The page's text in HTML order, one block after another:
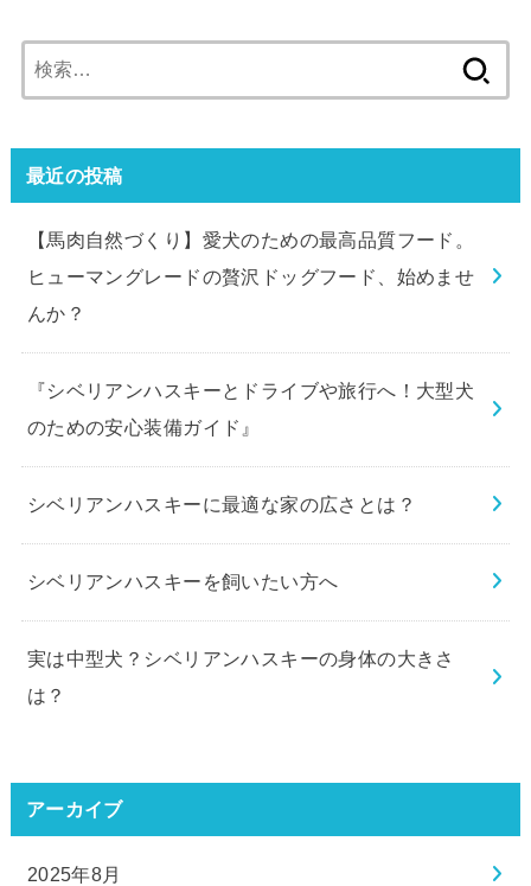
索:
最近の投稿
【馬肉自然づくり】愛犬のための最高品質フード。
ヒューマングレードの贅沢ドッグフード、始めませ
んか？
『シベリアンハスキーとドライブや旅行へ！大型犬
のための安心装備ガイド』
シベリアンハスキーに最適な家の広さとは？
シベリアンハスキーを飼いたい方へ
実は中型犬？シベリアンハスキーの身体の大きさ
は？
アーカイブ
2025年8月